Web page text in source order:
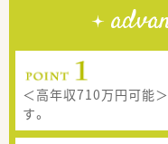
＜高年収710万円可能
す。